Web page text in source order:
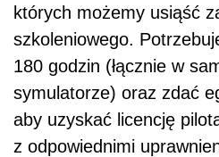
których możemy usiąść
szkoleniowego.
180 godzin (łącznie w
symulatorze) oraz zdać
aby uzyskać licencję
z odpowiednimi